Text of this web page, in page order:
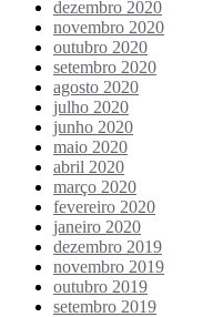
dezembro 2020
novembro 2020
outubro 2020
setembro 2020
agosto 2020
julho 2020
junho 2020
maio 2020
abril 2020
março 2020
fevereiro 2020
janeiro 2020
dezembro 2019
novembro 2019
outubro 2019
setembro 2019